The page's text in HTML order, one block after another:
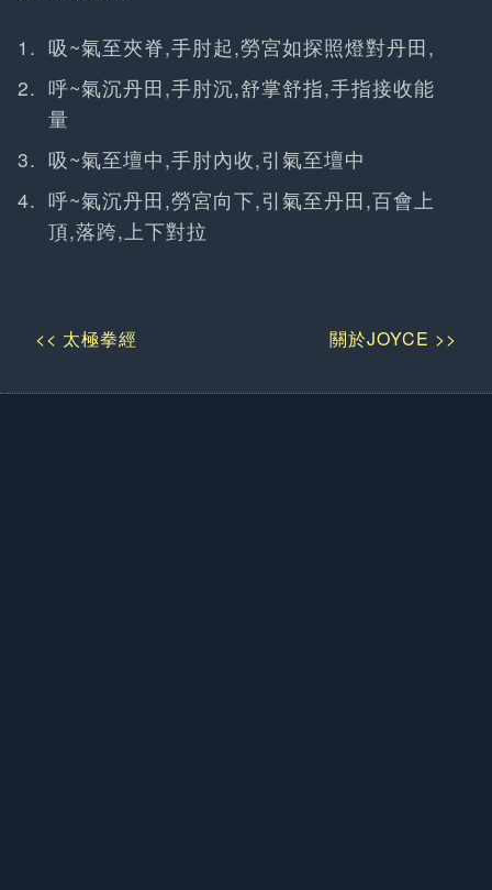
吸~氣至夾脊,手肘起,勞宮如探照燈對丹田,
呼~氣沉丹田,手肘沉,舒掌舒指,手指接收能
量
吸~氣至壇中,手肘內收,引氣至壇中
呼~氣沉丹田,勞宮向下,引氣至丹田,百會上
頂,落跨,上下對拉
關於JOYCE >>
<< 太極拳經